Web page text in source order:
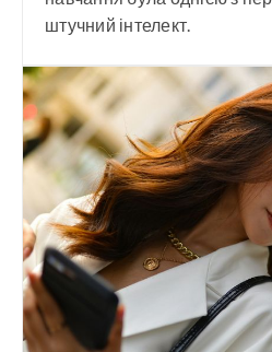
штучний інтелект.